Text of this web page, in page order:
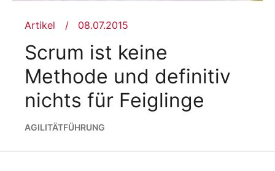
Artikel 08.07.2015
Scrum ist keine
Methode und definitiv
nichts für Feiglinge
AGILITÄTFÜHRUNG